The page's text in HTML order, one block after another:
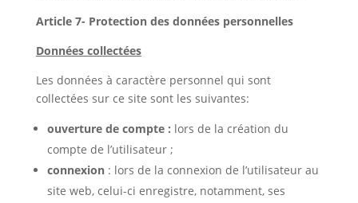
Article 7- Protection des données personnelles
Données collectées
Les données à caractère personnel qui sont
collectées sur ce site sont les suivantes:
ouverture de compte : lors de la création du
compte de l’utilisateur ;
connexion : lors de la connexion de l’utilisateur au
site web, celui-ci enregistre, notamment, ses